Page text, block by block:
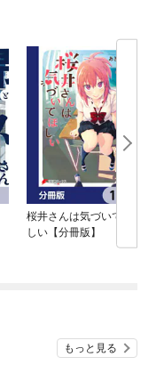
桜井さんは気づいてほ
しい【分冊版】
もっと見る